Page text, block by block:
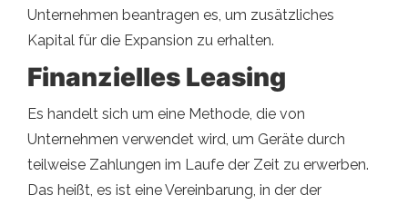
Unternehmen beantragen es, um zusätzliches
Kapital für die Expansion zu erhalten.
Finanzielles Leasing
Es handelt sich um eine Methode, die von
Unternehmen verwendet wird, um Geräte durch
teilweise Zahlungen im Laufe der Zeit zu erwerben.
Das heißt, es ist eine Vereinbarung, in der der